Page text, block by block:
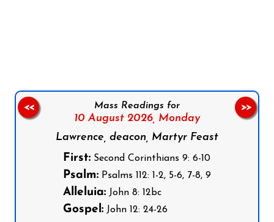
Mass Readings for
10 August 2026, Monday
Lawrence, deacon, Martyr Feast
First: Second Corinthians 9: 6-10
Psalm: Psalms 112: 1-2, 5-6, 7-8, 9
Alleluia: John 8: 12bc
Gospel: John 12: 24-26
<< >>